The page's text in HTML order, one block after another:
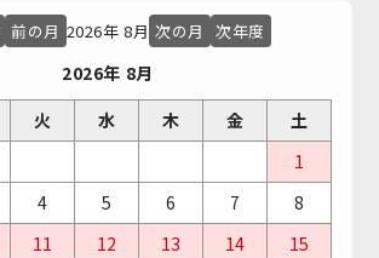
前の月 2026年 8月 次の月 次年度
2026年 8月
火 水 木 金
土
1
4 5 6 7
8
11 12 13 14
15